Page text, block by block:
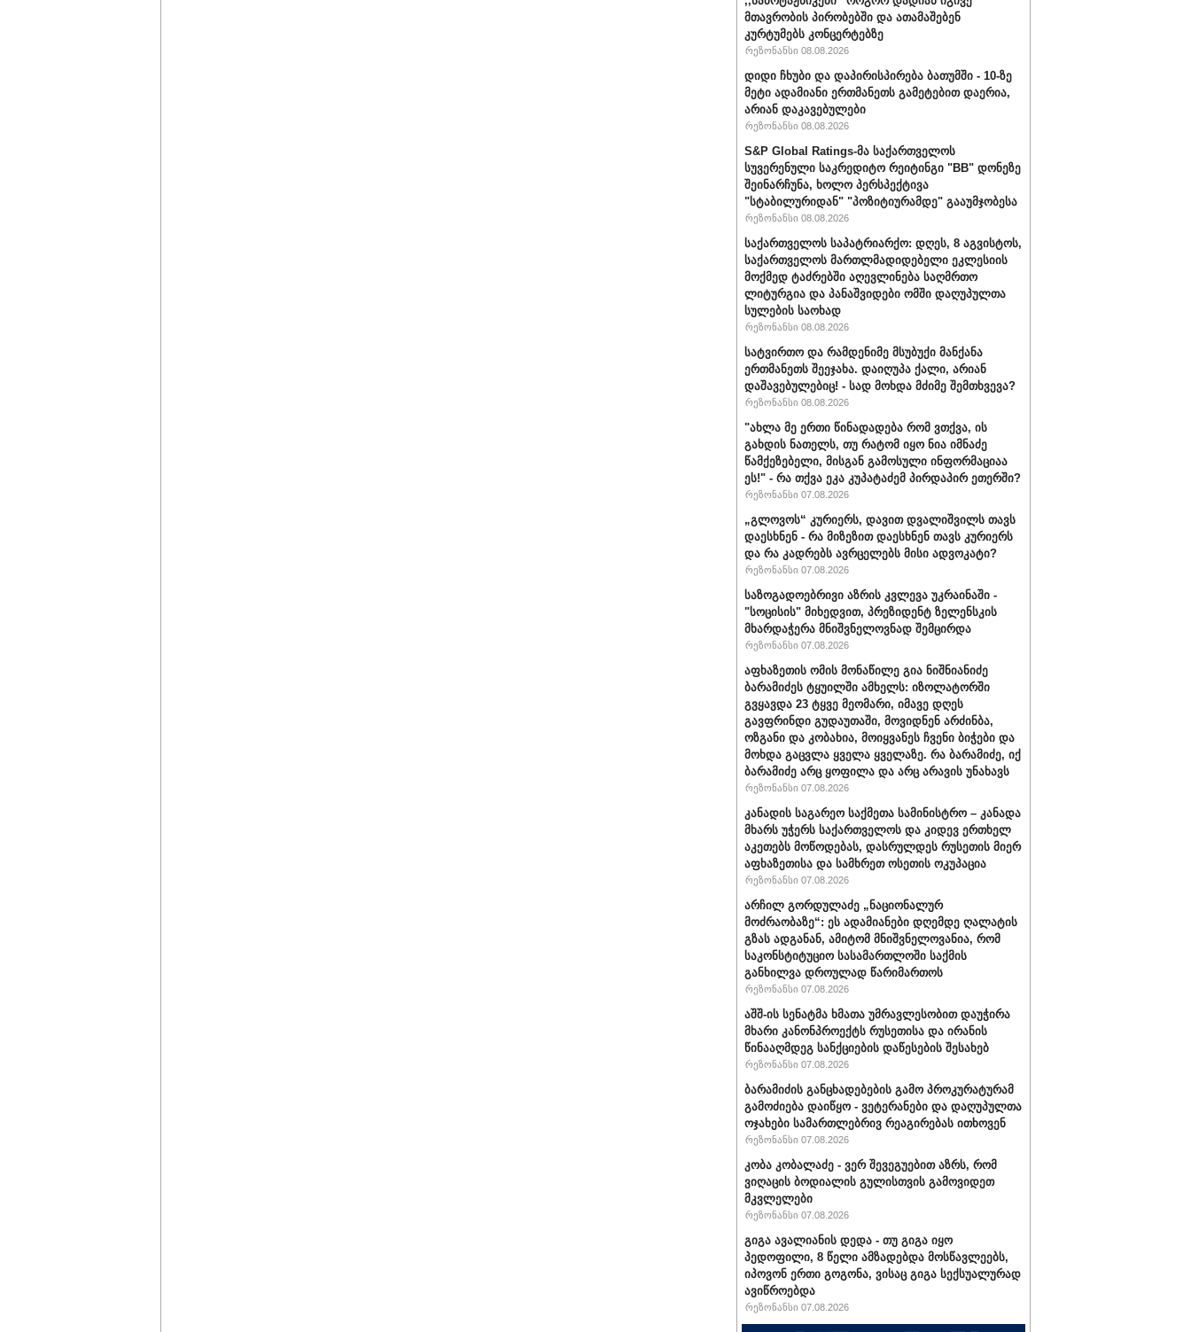
მთავრობის პირობებში და ათამაშებენ
კურტუმებს კონცერტებზე
რეზონანსი 08.08.2026
დიდი ჩხუბი და დაპირისპირება ბათუმში - 10-ზე
მეტი ადამიანი ერთმანეთს გამეტებით დაერია,
არიან დაკავებულები
რეზონანსი 08.08.2026
S&P Global Ratings-მა საქართველოს
სუვერენული საკრედიტო რეიტინგი "BB" დონეზე
შეინარჩუნა, ხოლო პერსპექტივა
"სტაბილურიდან" "პოზიტიურამდე" გააუმჯობესა
რეზონანსი 08.08.2026
საქართველოს საპატრიარქო: დღეს, 8 აგვისტოს,
საქართველოს მართლმადიდებელი ეკლესიის
მოქმედ ტაძრებში აღევლინება საღმრთო
ლიტურგია და პანაშვიდები ომში დაღუპულთა
სულების საოხად
რეზონანსი 08.08.2026
სატვირთო და რამდენიმე მსუბუქი მანქანა
ერთმანეთს შეეჯახა. დაიღუპა ქალი, არიან
დაშავებულებიც! - სად მოხდა მძიმე შემთხვევა?
რეზონანსი 08.08.2026
"ახლა მე ერთი წინადადება რომ ვთქვა, ის
გახდის ნათელს, თუ რატომ იყო ნია იმნაძე
წამქეზებელი, მისგან გამოსული ინფორმაციაა
ეს!" - რა თქვა ეკა კუპატაძემ პირდაპირ ეთერში?
რეზონანსი 07.08.2026
„გლოვოს“ კურიერს, დავით დვალიშვილს თავს
დაესხნენ - რა მიზეზით დაესხნენ თავს კურიერს
და რა კადრებს ავრცელებს მისი ადვოკატი?
რეზონანსი 07.08.2026
საზოგადოებრივი აზრის კვლევა უკრაინაში -
"სოცისის" მიხედვით, პრეზიდენტ ზელენსკის
მხარდაჭერა მნიშვნელოვნად შემცირდა
რეზონანსი 07.08.2026
აფხაზეთის ომის მონაწილე გია ნიშნიანიძე
ბარამიძეს ტყუილში ამხელს: იზოლატორში
გვყავდა 23 ტყვე მეომარი, იმავე დღეს
გავფრინდი გუდაუთაში, მოვიდნენ არძინბა,
ოზგანი და კობახია, მოიყვანეს ჩვენი ბიჭები და
მოხდა გაცვლა ყველა ყველაზე. რა ბარამიძე, იქ
ბარამიძე არც ყოფილა და არც არავის უნახავს
რეზონანსი 07.08.2026
კანადის საგარეო საქმეთა სამინისტრო – კანადა
მხარს უჭერს საქართველოს და კიდევ ერთხელ
აკეთებს მოწოდებას, დასრულდეს რუსეთის მიერ
აფხაზეთისა და სამხრეთ ოსეთის ოკუპაცია
რეზონანსი 07.08.2026
არჩილ გორდულაძე „ნაციონალურ
მოძრაობაზე“: ეს ადამიანები დღემდე ღალატის
გზას ადგანან, ამიტომ მნიშვნელოვანია, რომ
საკონსტიტუციო სასამართლოში საქმის
განხილვა დროულად წარიმართოს
რეზონანსი 07.08.2026
აშშ-ის სენატმა ხმათა უმრავლესობით დაუჭირა
მხარი კანონპროექტს რუსეთისა და ირანის
წინააღმდეგ სანქციების დაწესების შესახებ
რეზონანსი 07.08.2026
ბარამიძის განცხადებების გამო პროკურატურამ
გამოძიება დაიწყო - ვეტერანები და დაღუპულთა
ოჯახები სამართლებრივ რეაგირებას ითხოვენ
რეზონანსი 07.08.2026
კობა კობალაძე - ვერ შევეგუებით აზრს, რომ
ვიღაცის ბოდიალის გულისთვის გამოვიდეთ
მკვლელები
რეზონანსი 07.08.2026
გიგა ავალიანის დედა - თუ გიგა იყო
პედოფილი, 8 წელი ამზადებდა მოსწავლეებს,
იპოვონ ერთი გოგონა, ვისაც გიგა სექსუალურად
ავიწროებდა
რეზონანსი 07.08.2026